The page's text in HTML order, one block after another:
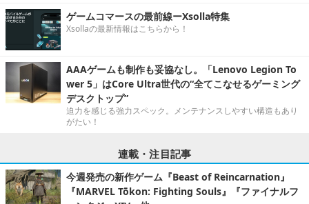
ゲームコマースの最前線ーXsolla特集
Xsollaの最新情報はこちらから！
AAAゲームも制作も妥協なし。「Lenovo Legion To
wer 5」はCore Ultra世代の“全てこなせるゲーミング
デスクトップ”
迫力を感じる強力スペック。メンテナンスしやすい構造もあり
がたい！
連載・注目記事
今週発売の新作ゲーム『Beast of Reincarnation』
『MARVEL Tōkon: Fighting Souls』『ファイナルフ